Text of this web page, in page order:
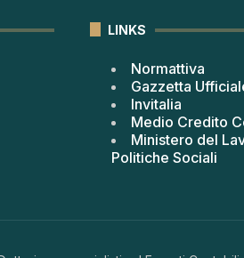
LINKS
Normattiva
Gazzetta
Invitalia
Medio Credito
Ministero del
Politiche Sociali